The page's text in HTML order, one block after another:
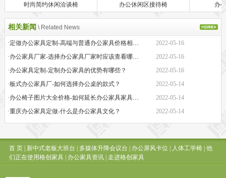
时尚简约休闲洽谈椅 办公休闲区接待椅 办
相关新闻 \ Related News
2022-05-16
·办公家具厂家-选择办公家具厂家时应该查看哪些方面？
2022-05-16
·办公家具定制-定制办公家具的优势有哪些？
2022-05-16
·板式办公家具厂-如何选择办公桌的款式？
2022-05-14
·办公椅子图片大全价格-如何延长办公家具家具的保质期？
2022-05-14
·重庆办公家具定做-什么是办公家具文化？
2022-05-14
首 页| 新中式老板大班台 | 多媒体升降会议台 | 办公屏风卡位 | 人体工学椅| 他
们正在使用格创家具| 办公家具资讯| 走进格创家具